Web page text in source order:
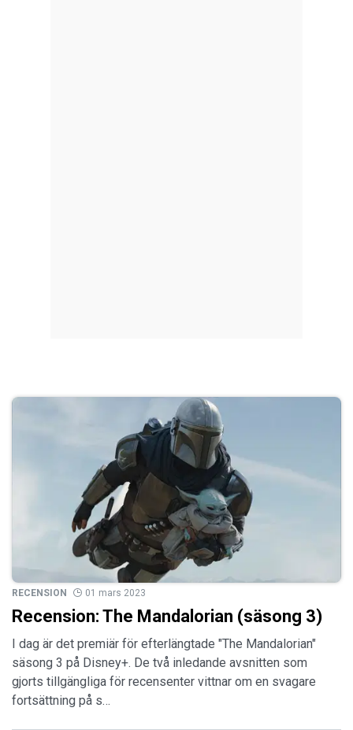
RECENSION 01 mars 2023
Recension: The Mandalorian (säsong 3)
I dag är det premiär för efterlängtade "The Mandalorian"
säsong 3 på Disney+. De två inledande avsnitten som
gjorts tillgängliga för recensenter vittnar om en svagare
fortsättning på s…